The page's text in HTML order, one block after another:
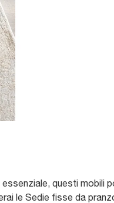
questi mobili
le Sedie fisse da